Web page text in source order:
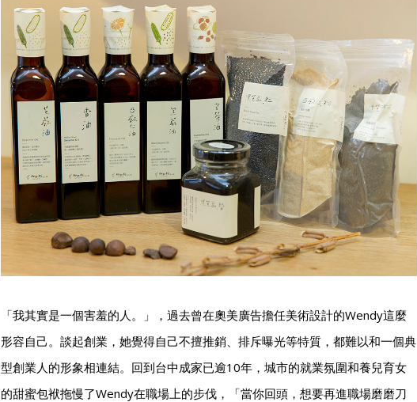
「我其實是一個害羞的人。」，過去曾在奧美廣告擔任美術設計的Wendy這麼
形容自己。談起創業，她覺得自己不擅推銷、排斥曝光等特質，都難以和一個典
型創業人的形象相連結。回到台中成家已逾10年，城市的就業氛圍和養兒育女
的甜蜜包袱拖慢了Wendy在職場上的步伐，「當你回頭，想要再進職場磨磨刀